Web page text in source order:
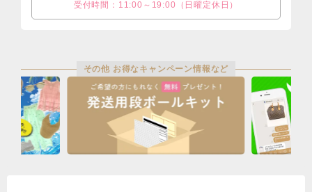
受付時間：11:00～19:00（日曜定休日）
その他 お得なキャンペーン情報など